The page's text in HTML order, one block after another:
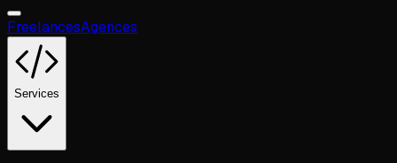
FreelancesAgences
Services